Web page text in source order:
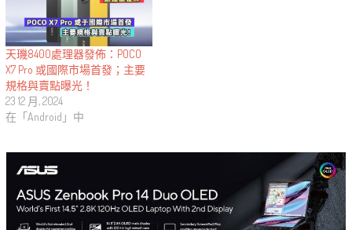
天璣8400處理器發佈：POCO
X7 Pro 或國際市場首發；主要
規格與賣點曝光！
23 12 月, 2024
在「Android」中